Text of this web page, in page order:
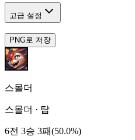
고급 설정
PNG로 저장
스몰더
스몰더 · 탑
6전 3승 3패(50.0%)